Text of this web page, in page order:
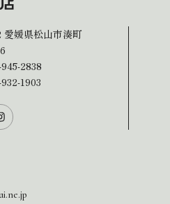
愛媛県松山市湊町
2838
1903